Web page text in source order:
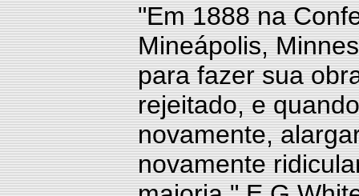
"Em 1888 na
Mineápolis,
para fazer sua
rejeitado, e
novamente,
novamente